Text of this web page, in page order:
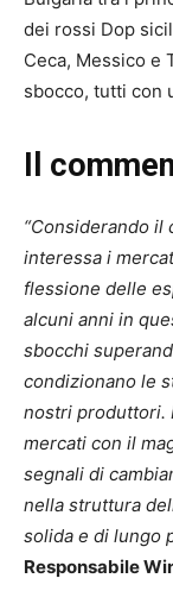
dei rossi Dop
Ceca, Messico e
sbocco, tutti con
Il
“Considerando il
interessa i
flessione delle
alcuni anni in
sbocchi
condizionano le
nostri produttori.
mercati con il
segnali di
nella struttura
solida e di lungo
Responsabile